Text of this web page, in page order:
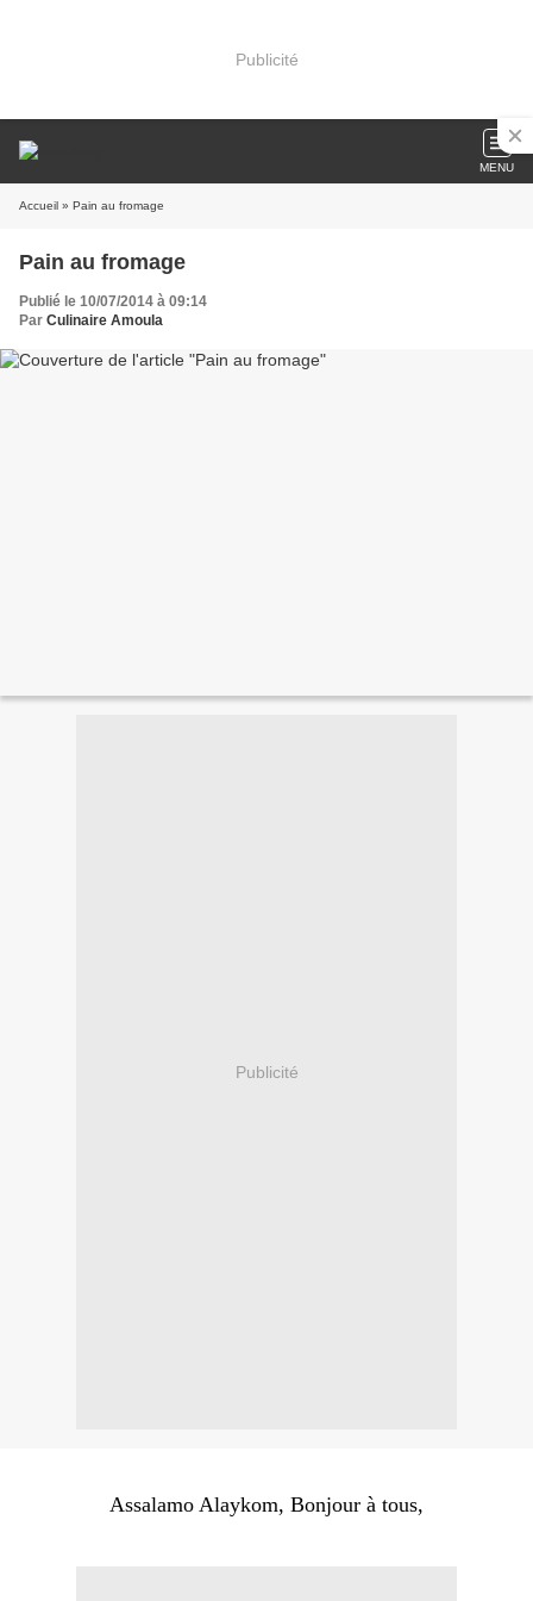
Publicité
MENU
Accueil » Pain au fromage
Pain au fromage
Publié le 10/07/2014 à 09:14
Par Culinaire Amoula
Publicité
Assalamo Alaykom, Bonjour à tous,